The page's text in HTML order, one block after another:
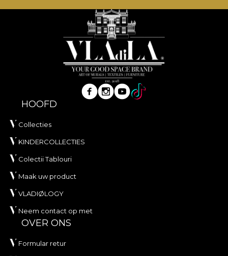
HOOFD
Collecties
KINDERCOLLECTIES
Colectii Tablouri
Maak uw product
VLADIØLOGY
Neem contact op met
OVER ONS
Formular retur